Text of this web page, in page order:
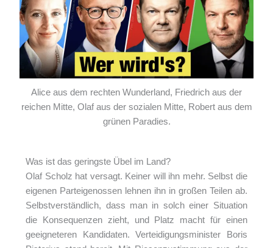
Alice aus dem rechten Wunderland, Friedrich aus der
reichen Mitte, Olaf aus der sozialen Mitte, Robert aus dem
grünen Paradies.
Was ist das geringste Übel im Land?
Olaf Scholz hat versagt. Keiner will ihn mehr. Selbst die
eigenen Parteigenossen lehnen ihn in großen Teilen ab.
Selbstverständlich, dass man in solch einer Situation
die Konsequenzen zieht, und Platz macht für einen
geeigneteren Kandidaten. Verteidigungsminister Boris